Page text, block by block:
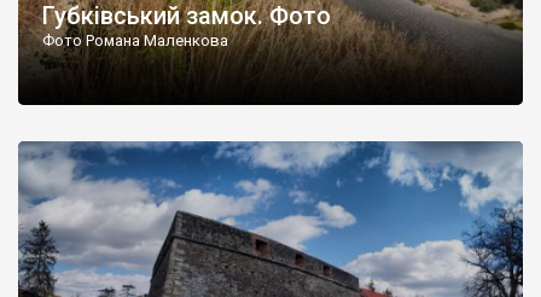
Губківський замок. Фото
Фото Романа Маленкова